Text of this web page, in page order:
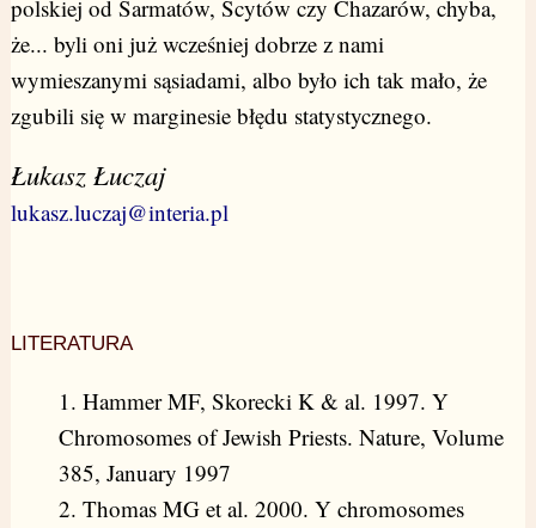
polskiej od Sarmatów, Scytów czy Chazarów, chyba,
że... byli oni już wcześniej dobrze z nami
wymieszanymi sąsiadami, albo było ich tak mało, że
zgubili się w marginesie błędu statystycznego.
Łukasz Łuczaj
lukasz.luczaj@interia.pl
LITERATURA
1. Hammer MF, Skorecki K & al. 1997. Y
Chromosomes of Jewish Priests. Nature, Volume
385, January 1997
2. Thomas MG et al. 2000. Y chromosomes